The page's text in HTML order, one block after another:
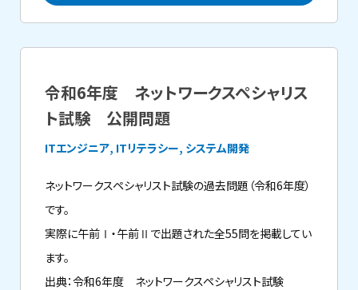
令和6年度 ネットワークスペシャリス
ト試験 公開問題
ITエンジニア, ITリテラシー, システム開発
ネットワークスペシャリスト試験の過去問題（令和6年度）
です。
実際に午前Ⅰ・午前Ⅱで出題された全55問を掲載してい
ます。
出典：令和6年度 ネットワークスペシャリスト試験